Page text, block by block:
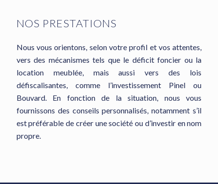
NOS PRESTATIONS
Nous vous orientons, selon votre profil et vos attentes,
vers des mécanismes tels que le déficit foncier ou la
location meublée, mais aussi vers des lois
défiscalisantes, comme l’investissement Pinel ou
Bouvard. En fonction de la situation, nous vous
fournissons des conseils personnalisés, notamment s’il
est préférable de créer une société ou d’investir en nom
propre.